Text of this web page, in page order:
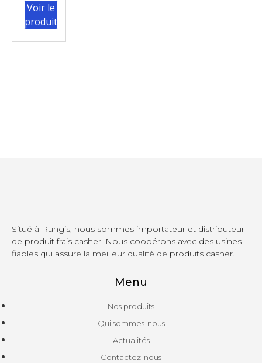
Voir le
produit
Situé à Rungis, nous sommes importateur et distributeur
de produit frais casher. Nous coopérons avec des usines
fiables qui assure la meilleur qualité de produits casher.
Menu
Nos produits
Qui sommes-nous
Actualités
Contactez-nous